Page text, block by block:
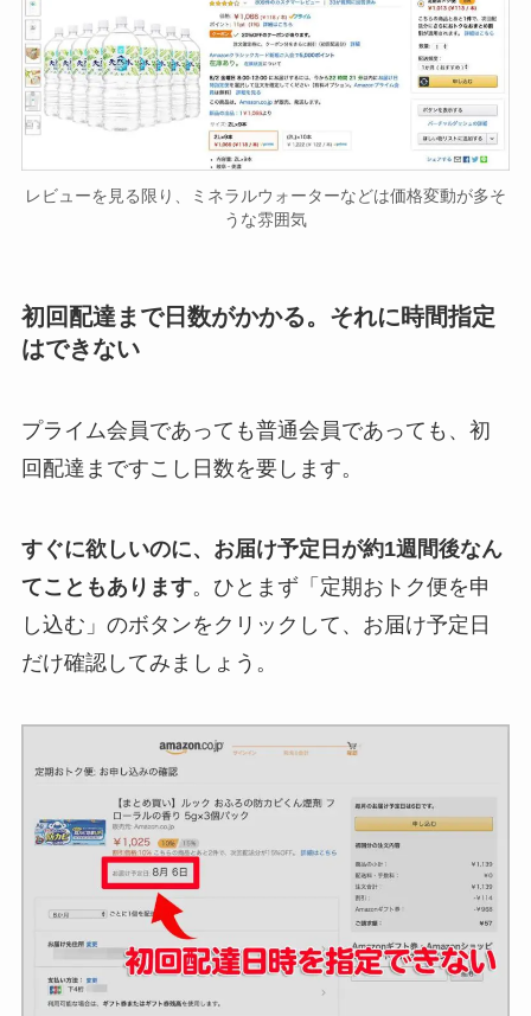
レビューを見る限り、ミネラルウォーターなどは価格変動が多そ
うな雰囲気
初回配達まで日数がかかる。それに時間指定
はできない
プライム会員であっても普通会員であっても、初
回配達まですこし日数を要します。
すぐに欲しいのに、お届け予定日が約1週間後なん
てこともあります。ひとまず「定期おトク便を申
し込む」のボタンをクリックして、お届け予定日
だけ確認してみましょう。